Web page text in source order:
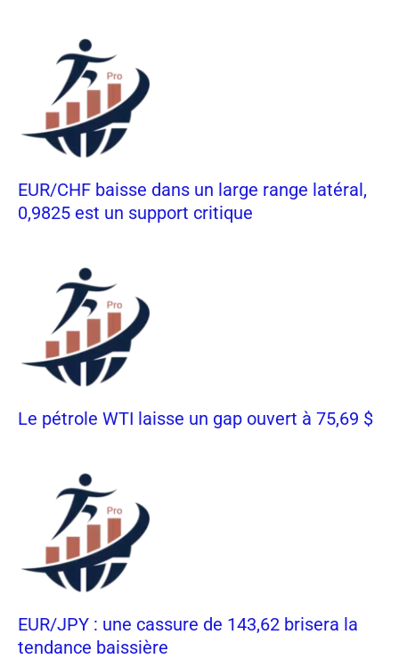
EUR/CHF baisse dans un large range latéral,
0,9825 est un support critique
Le pétrole WTI laisse un gap ouvert à 75,69 $
EUR/JPY : une cassure de 143,62 brisera la
tendance baissière